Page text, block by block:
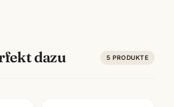
dazu 5 PRODUKTE